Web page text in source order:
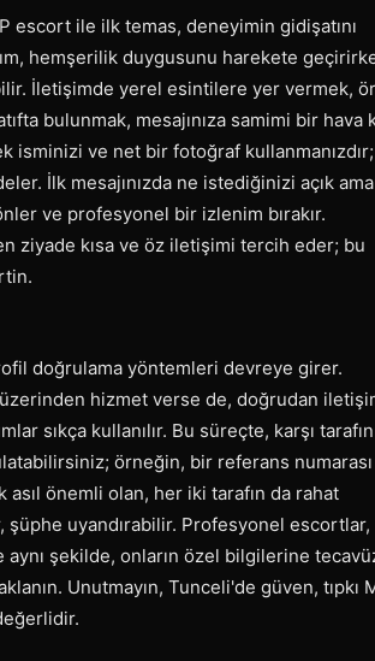
escort ile ilk temas, deneyimin gidişatını
hemşerilik duygusunu harekete
İletişimde yerel esintilere yer vermek,
bulunmak, mesajınıza samimi bir hava
ve net bir fotoğraf kullanmanızdır;
İlk mesajınızda ne istediğinizi açık
ve profesyonel bir izlenim bırakır.
ziyade kısa ve öz iletişimi tercih eder; bu
doğrulama yöntemleri devreye girer.
hizmet verse de, doğrudan
sıkça kullanılır. Bu süreçte, karşı tarafın
örneğin, bir referans
önemli olan, her iki tarafın da rahat
uyandırabilir. Profesyonel escortlar,
şekilde, onların özel bilgilerine
Unutmayın, Tunceli'de güven, tıpkı